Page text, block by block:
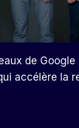
de
accélère la